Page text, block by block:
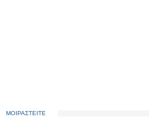
ΜΟΙΡΑΣΤΕΙΤΕ